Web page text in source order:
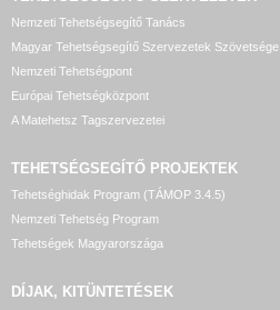
Nemzeti Tehetségsegítő Tanács
Magyar Tehetségsegítő Szervezetek Szövetsége
Nemzeti Tehetségpont
Európai Tehetségközpont
A Matehetsz Tagszervezetei
TEHETSÉGSEGÍTŐ PROJEKTEK
Tehetséghidak Program (TÁMOP 3.4.5)
Nemzeti Tehetség Program
Tehetségek Magyarországa
DÍJAK, KITÜNTETÉSEK